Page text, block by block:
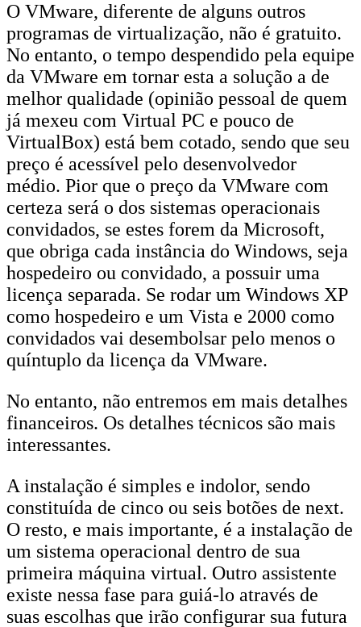
O VMware, diferente de alguns outros
programas de virtualização, não é gratuito.
No entanto, o tempo despendido pela equipe
da VMware em tornar esta a solução a de
melhor qualidade (opinião pessoal de quem
já mexeu com Virtual PC e pouco de
VirtualBox) está bem cotado, sendo que seu
preço é acessível pelo desenvolvedor
médio. Pior que o preço da VMware com
certeza será o dos sistemas operacionais
convidados, se estes forem da Microsoft,
que obriga cada instância do Windows, seja
hospedeiro ou convidado, a possuir uma
licença separada. Se rodar um Windows XP
como hospedeiro e um Vista e 2000 como
convidados vai desembolsar pelo menos o
quíntuplo da licença da VMware.
No entanto, não entremos em mais detalhes
financeiros. Os detalhes técnicos são mais
interessantes.
A instalação é simples e indolor, sendo
constituída de cinco ou seis botões de next.
O resto, e mais importante, é a instalação de
um sistema operacional dentro de sua
primeira máquina virtual. Outro assistente
existe nessa fase para guiá-lo através de
suas escolhas que irão configurar sua futura